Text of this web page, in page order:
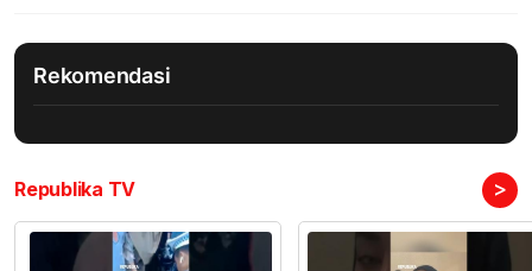
Rekomendasi
Republika TV >